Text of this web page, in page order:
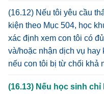
(16.12) Nếu tôi yêu cầu
kiện theo Mục 504, học
xác định xem con tôi có
và/hoặc nhận dịch vụ hay
nếu con tôi bị từ chối khả
(16.13) Nếu học sinh